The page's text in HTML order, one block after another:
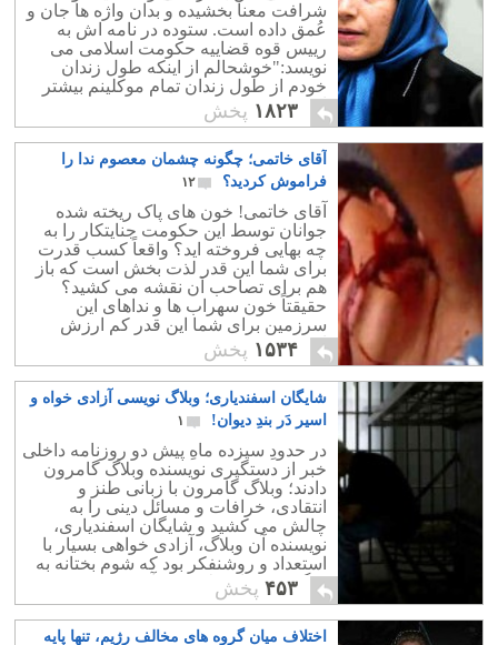
شرافت معنا بخشیده و بدان واژه ها جان و
عُمق داده است. ستوده در نامه اش به
رییس قوه قضاییه حکومت اسلامی می
نویسد:"خوشحالم از اینکه طول زندان
خودم از طول زندان تمام موکلینم بیشتر
است..."
۱۸۲۳ پخش
آقای خاتمی؛ چگونه چشمان معصوم ندا را
فراموش کردید؟
۱۲
آقای خاتمی! خون های پاک ریخته شده
جوانان توسط این حکومت جنایتکار را به
چه بهایی فروخته اید؟ واقعاً کسب قدرت
برای شما این قدر لذت بخش است که باز
هم برای تصاحب آن نقشه می کشید؟
حقیقتاً خون سهراب ها و نداهای این
سرزمین برای شما این قدر کم ارزش
است؟۱۵۳۴ پخش
شایگان اسفندیاری؛ وبلاگ نویسی آزادی خواه و
اسیر دَر بندِ دیوان!
۱
در حدودِ سیزده ماهِ پیش دو روزنامه داخلی
خبر از دستگیری نویسنده وبلاگ گامرون
دادند؛ وبلاگ گامرون با زبانی طنز و
انتقادی، خرافات و مسائل دینی را به
چالش می کشید و شایگان اسفندیاری،
نویسنده آن وبلاگ، آزادی خواهی بسیار با
استعداد و روشنفکر بود که شوم بختانه به
چنگِ مزدوران ولایت در آمد.
۴۵۳ پخش
اختلاف میان گروه های مخالف رژیم، تنها پایه